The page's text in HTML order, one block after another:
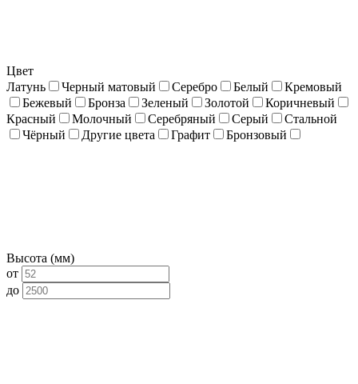
Цвет
Латунь
Черный матовый Серебро Белый
Кремовый
Бежевый
Бронза Зеленый Золотой
Коричневый
Красный
Молочный Серебряный Серый
Стальной
Чёрный
Другие цвета Графит Бронзовый
Высота (мм)
от
до